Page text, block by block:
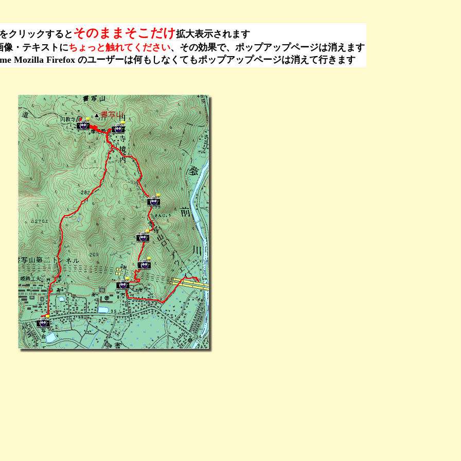
クリックすると そのままそこだけ拡大表示されます
像・テキストにちょっと触れてください、その効果で、ポップアップページは消えます
Mozilla Firefox のユーザーは何もしなくてもポップアップページは消えて行きます